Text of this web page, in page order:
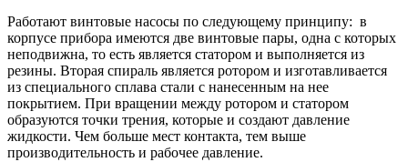
Работают винтовые насосы по следующему принципу: в
корпусе прибора имеются две винтовые пары, одна с которых
неподвижна, то есть является статором и выполняется из
резины. Вторая спираль является ротором и изготавливается
из специального сплава стали с нанесенным на нее
покрытием. При вращении между ротором и статором
образуются точки трения, которые и создают давление
жидкости. Чем больше мест контакта, тем выше
производительность и рабочее давление.